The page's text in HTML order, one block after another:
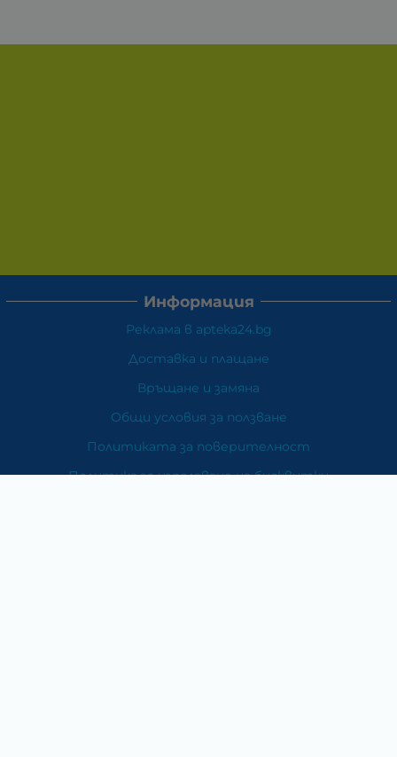
Информация
Реклама в apteka24.bg
Доставка и плащане
Връщане и замяна
Общи условия за ползване
Политиката за поверителност
Политика за използване на бисквитки